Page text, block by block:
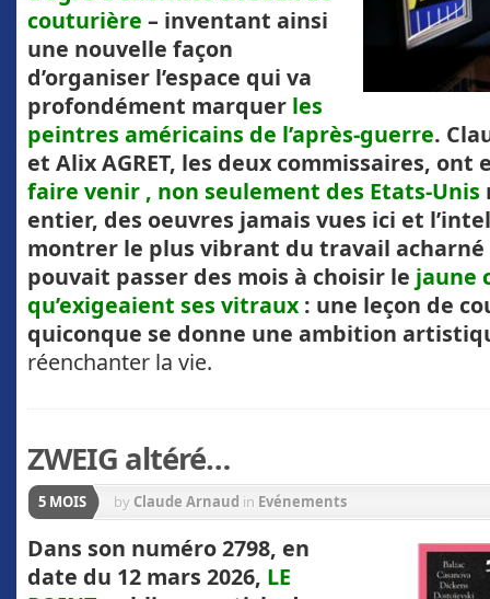
couturière – inventant ainsi
une nouvelle façon
d’organiser l’espace qui va
profondément marquer les
peintres américains de l’après-guerre.
et Alix AGRET, les deux commissaires, ont
faire venir , non seulement des Etats-Unis
entier, des oeuvres jamais vues ici et
montrer le plus vibrant du travail acharné
pouvait passer des mois à choisir le jaune
qu’exigeaient ses vitraux : une leçon de
quiconque se donne une ambition
réenchanter la vie.
ZWEIG altéré…
5 MOIS by Claude Arnaud in Evénements
Dans son numéro 2798, en
date du 12 mars 2026, LE